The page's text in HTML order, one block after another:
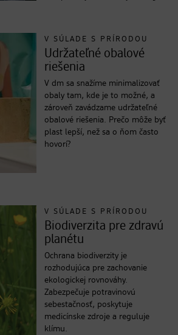
V SÚLADE S PRÍRODOU
Udržateľné obalové
riešenia
V dm sa snažíme minimalizovať
obaly tam, kde je to možné, a
zároveň zavádzame udržateľné
obalové riešenia. Prečo môže byť
plast lepší, než sa o ňom často
hovorí?
V SÚLADE S PRÍRODOU
Biodiverzita pre zdravú
planétu
Ochrana biodiverzity je
rozhodujúca pre zachovanie
ekologickej rovnováhy.
Zabezpečuje potravinovú
sebestačnosť, poskytuje
medicínske zdroje a reguluje
klímu.